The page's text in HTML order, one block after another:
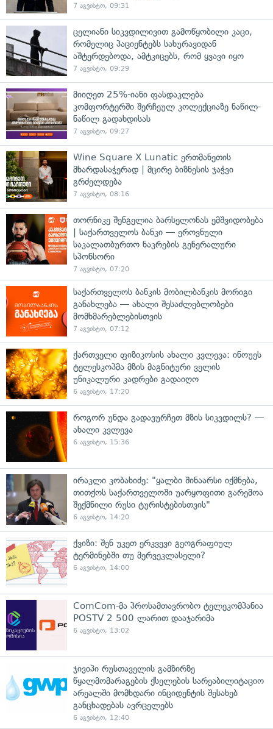
7 აგვისტო, 09:31
ცელიანი სიკვდილივით გამოწყობილი კაცი,
რომელიც პაციენტებს სახურავიდან
აშტერდებოდა, ამტკიცებს, რომ ყვავი იყო
7 აგვისტო, 09:29
მიიღეთ 25%-იანი ფასდაკლება
კომფორტერში შერჩეულ კოლექციაზე ნაწილ-
ნაწილ გადახდისას
7 აგვისტო, 09:27
Wine Square X Lunatic ერთმანეთის
მხარდასაჭერად | მცირე ბიზნესის ჯაჭვი
გრძელდება
7 აგვისტო, 08:16
თორნიკე შენგელია ბარსელონას ემშვიდობება
| საქართველოს ბანკი — ეროვნული
საკალათბურთო ნაკრების გენერალური
სპონსორი
7 აგვისტო, 07:20
საქართველოს ბანკის მობილბანკის მორიგი
განახლება — ახალი შესაძლებლობები
მომხმარებლებისთვის
7 აგვისტო, 07:12
ქართველი ფიზიკოსის ახალი კვლევა: ინოუეს
ტელესკოპმა მზის მაგნიტური ველის
უნიკალური კადრები გადაიღო
6 აგვისტო, 17:20
როგორ უნდა გადავურჩეთ მზის სიკვდილს? —
ახალი კვლევა
6 აგვისტო, 15:36
ირაკლი კობახიძე: "ყალბი შინაარსი იქმნება,
თითქოს საქართველოში უარყოფითი გარემოა
შექმნილი რუსი ტურისტებისთვის"
6 აგვისტო, 14:20
ქვიზი: შენ უკეთ ერკვევი გეოგრაფიულ
ტერმინებში თუ მერვეკლასელი?
6 აგვისტო, 14:00
ComCom-მა პროსამთავრობო ტელეკომპანია
POSTV 2 500 ლარით დააჯარიმა
6 აგვისტო, 13:02
ჯივიპი რუსთაველის გამზირზე
წყალმომარაგების ქსელების სარეაბილიტაციო
არეალში მომხდარი ინციდენტის შესახებ
განცხადებას ავრცელებს
6 აგვისტო, 12:40